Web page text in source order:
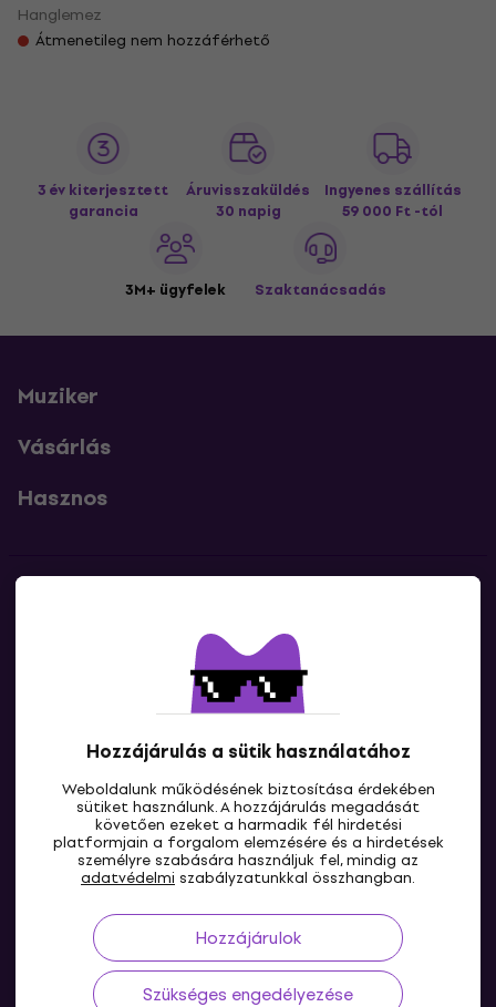
Hozzájárulás a sütik használatához
Weboldalunk működésének biztosítása érdekében
sütiket használunk. A hozzájárulás megadását
követően ezeket a harmadik fél hirdetési
platformjain a forgalom elemzésére és a hirdetések
személyre szabására használjuk fel, mindig az
adatvédelmi szabályzatunkkal összhangban.
Hozzájárulok
Szükséges engedélyezése
Hanglemez
Átmenetileg nem hozzáférhető
3 év kiterjesztett
garancia
Áruvisszaküldés
30 napig
Ingyenes szállítás
59 000 Ft -tól
3M+ ügyfelek Szaktanácsadás
Muziker
Vásárlás
Hasznos
Lépj kapcsolatba velünk
HU